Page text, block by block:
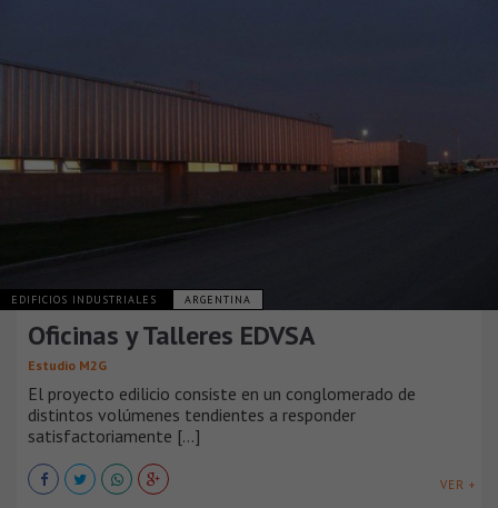
EDIFICIOS INDUSTRIALES ARGENTINA
Oficinas y Talleres EDVSA
Estudio M2G
El proyecto edilicio consiste en un conglomerado de
distintos volúmenes tendientes a responder
satisfactoriamente [...]
VER +